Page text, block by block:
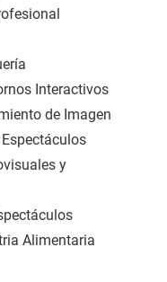
Interactivos
de Imagen
y
Alimentaria